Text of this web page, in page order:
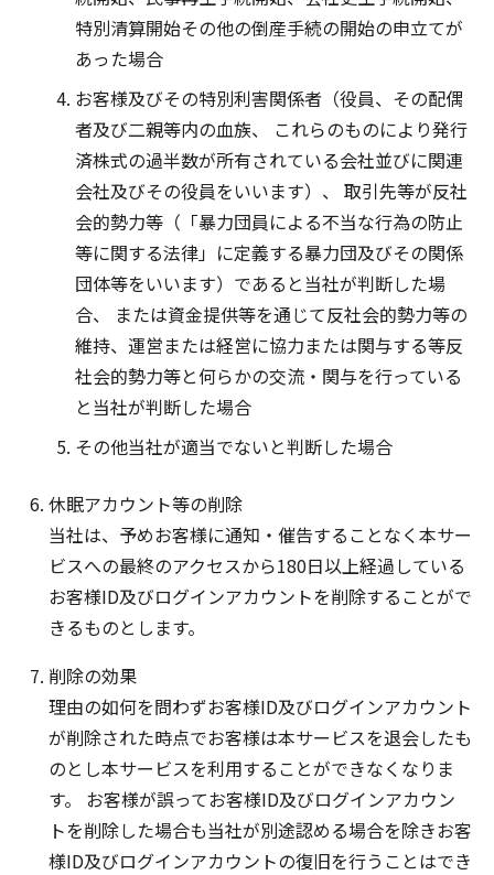
特別清算開始その他の倒産手続の開始の申立てが
あった場合
お客様及びその特別利害関係者（役員、その配偶
者及び二親等内の血族、 これらのものにより発行
済株式の過半数が所有されている会社並びに関連
会社及びその役員をいいます）、 取引先等が反社
会的勢力等（「暴力団員による不当な行為の防止
等に関する法律」に定義する暴力団及びその関係
団体等をいいます）であると当社が判断した場
合、 または資金提供等を通じて反社会的勢力等の
維持、運営または経営に協力または関与する等反
社会的勢力等と何らかの交流・関与を行っている
と当社が判断した場合
その他当社が適当でないと判断した場合
休眠アカウント等の削除
当社は、予めお客様に通知・催告することなく本サー
ビスへの最終のアクセスから180日以上経過している
お客様ID及びログインアカウントを削除することがで
きるものとします。
削除の効果
理由の如何を問わずお客様ID及びログインアカウント
が削除された時点でお客様は本サービスを退会したも
のとし本サービスを利用することができなくなりま
す。 お客様が誤ってお客様ID及びログインアカウン
トを削除した場合も当社が別途認める場合を除きお客
様ID及びログインアカウントの復旧を行うことはでき